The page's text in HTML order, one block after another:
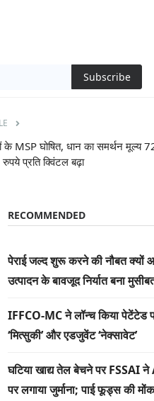
Subscribe
MSP घोषित, धान का समर्थन मूल्य
प्रति क्विंटल बढ़ा
RECOMMENDED
पेराई जल्द शुरू करने की नौबत क्यों
उत्पादन के बावजूद निर्यात बना
IFFCO-MC ने लॉन्च किया पेटेंटेड
‘मित्सुकी’ और एडजुवेंट ‘नेक्सावेट’
घटिया खाद्य तेल बेचने पर FSSAI
पर लगाया जुर्माना; पाई फूड्स की
गहराई और जलभराव का सटीक
बॉम्बे की एआई आधारित प्रणाली